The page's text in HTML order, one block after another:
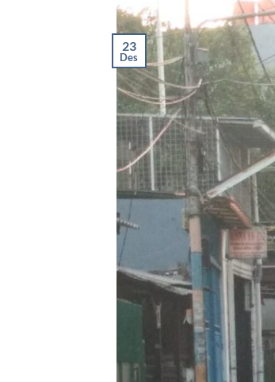
23
Des